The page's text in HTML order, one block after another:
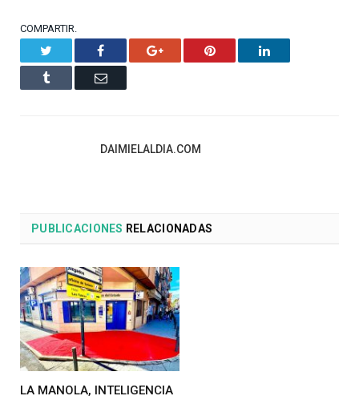
COMPARTIR.
Facebook Google+ Pinterest LinkedIn
Tumblr Email
DAIMIELALDIA.COM
PUBLICACIONES RELACIONADAS
LA MANOLA, INTELIGENCIA